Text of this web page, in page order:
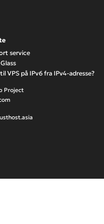
service
VPS på IPv6 fra IPv4-adresse?
Project